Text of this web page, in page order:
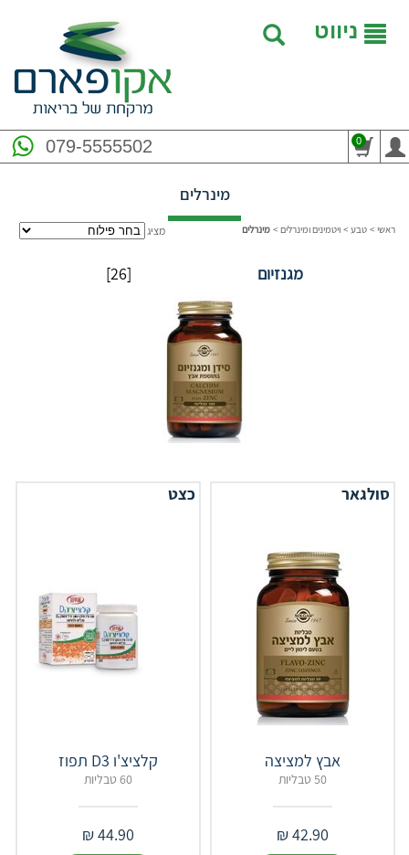
ניווט
079-5555502 0
מינרלים
ראשי > טבע > ויטמינים ומינרלים > מינרלים מציג
[26] מגנזיום
סולגאר
אבץ למציצה
50 טבליות
42.90
₪
כצט
קלציצ'ו D3 תפוז
60 טבליות
44.90
₪